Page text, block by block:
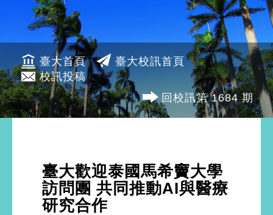
臺大首頁
臺大校訊首頁
校訊投稿
回校訊第 1684 期
臺大歡迎泰國馬希竇大學
訪問團 共同推動AI與醫療
研究合作